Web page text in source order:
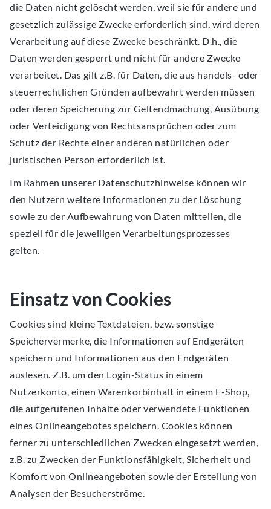
die Daten nicht gelöscht werden, weil sie für andere und
gesetzlich zulässige Zwecke erforderlich sind, wird deren
Verarbeitung auf diese Zwecke beschränkt. D.h., die
Daten werden gesperrt und nicht für andere Zwecke
verarbeitet. Das gilt z.B. für Daten, die aus handels- oder
steuerrechtlichen Gründen aufbewahrt werden müssen
oder deren Speicherung zur Geltendmachung, Ausübung
oder Verteidigung von Rechtsansprüchen oder zum
Schutz der Rechte einer anderen natürlichen oder
juristischen Person erforderlich ist.
Im Rahmen unserer Datenschutzhinweise können wir
den Nutzern weitere Informationen zu der Löschung
sowie zu der Aufbewahrung von Daten mitteilen, die
speziell für die jeweiligen Verarbeitungsprozesses
gelten.
Einsatz von Cookies
Cookies sind kleine Textdateien, bzw. sonstige
Speichervermerke, die Informationen auf Endgeräten
speichern und Informationen aus den Endgeräten
auslesen. Z.B. um den Login-Status in einem
Nutzerkonto, einen Warenkorbinhalt in einem E-Shop,
die aufgerufenen Inhalte oder verwendete Funktionen
eines Onlineangebotes speichern. Cookies können
ferner zu unterschiedlichen Zwecken eingesetzt werden,
z.B. zu Zwecken der Funktionsfähigkeit, Sicherheit und
Komfort von Onlineangeboten sowie der Erstellung von
Analysen der Besucherströme.